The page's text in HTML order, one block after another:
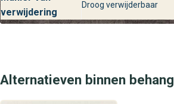
verwijdering
Droog verwijderbaar
Alternatieven binnen behang